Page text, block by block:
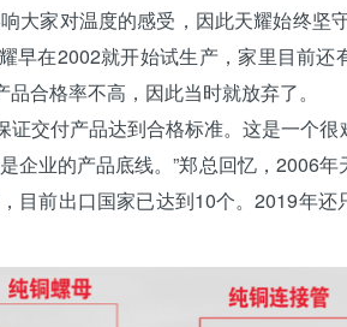
家对温度的感受，因此天耀始终坚
早在2002就开始试生产，家里目前还
合格率不高，因此当时就放弃了。
交付产品达到合格标准。这是一个很
企业的产品底线。”郑总回忆，2006年
目前出口国家已达到10个。2019年